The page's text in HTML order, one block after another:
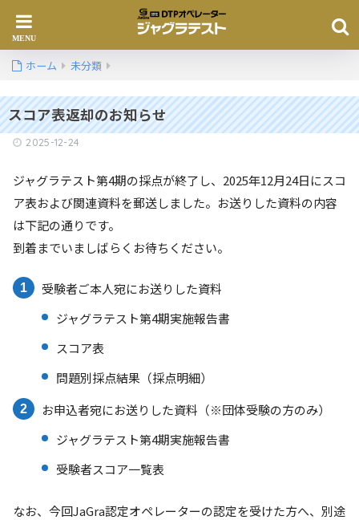
ホーム 未分類
スコア表返却のお知らせ
2025-12-24
ジャグラテスト第4期の採点が終了し、2025年12月24日にスコ
ア表および関連資料を郵送しました。お送りした資料の内容
は下記の通りです。
到着までいましばらくお待ちください。
受験者ご本人宛にお送りした資料
ジャグラテスト第4期実施報告書
スコア表
問題別採点結果（採点明細）
お申込者宛にお送りした資料（※団体受験の方のみ）
ジャグラテスト第4期実施報告書
受験者スコア一覧表
なお、今回JaGra認定オペレーターの認定を受けた方へ、別途